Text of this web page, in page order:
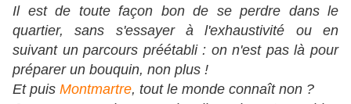
Il est de toute façon bon de se perdre dans le
quartier, sans s'essayer à l'exhaustivité ou en
suivant un parcours préétabli : on n'est pas là pour
préparer un bouquin, non plus !
Et puis Montmartre, tout le monde connaît non ?